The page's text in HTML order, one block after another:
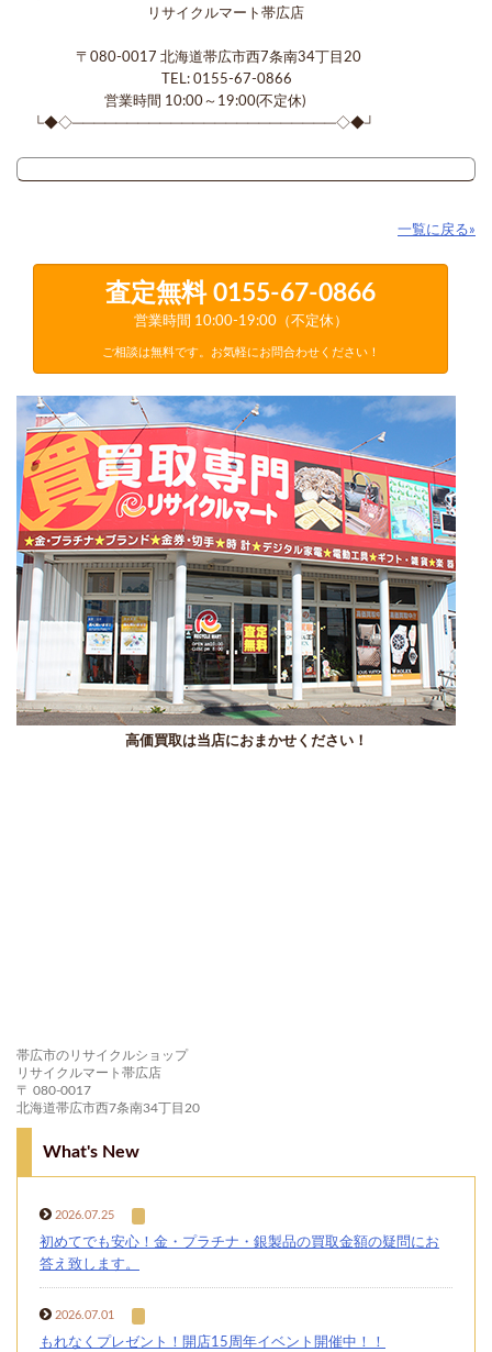
リサイクルマート帯広店
〒080-0017 北海道帯広市西7条南34丁目20
TEL: 0155-67-0866
営業時間 10:00～19:00(不定休)
└◆◇────────────────────────◇◆┘
一覧に戻る»
査定無料 0155-67-0866
営業時間 10:00-19:00（不定休）
ご相談は無料です。お気軽にお問合わせください！
高価買取は当店におまかせください！
帯広市のリサイクルショップ
リサイクルマート帯広店
〒 080-0017
北海道帯広市西7条南34丁目20
What's New
2026.07.25
初めてでも安心！金・プラチナ・銀製品の買取金額の疑問にお
答え致します。
2026.07.01
もれなくプレゼント！開店15周年イベント開催中！！